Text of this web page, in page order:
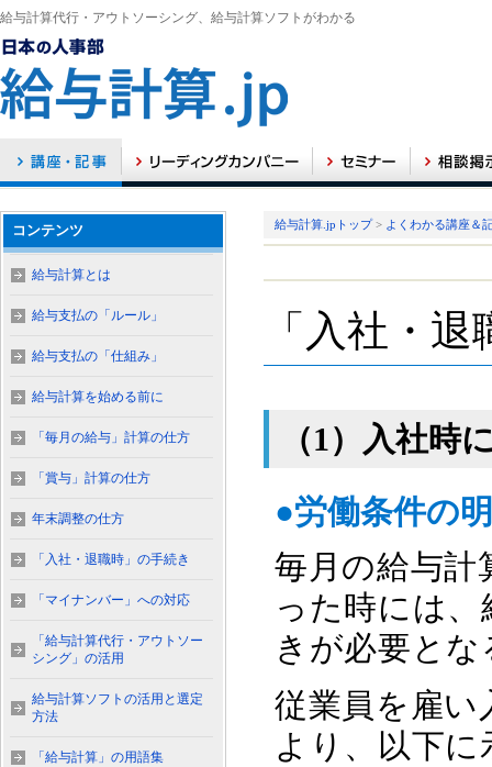
給与計算代行・アウトソーシング、給与計算ソフトがわかる
給与計算.jpトップ> よくわかる講座＆
「入社・
（1）入社時
●労働条件の
毎月の給与計
った時には
きが必要とな
従業員を雇い
より、以下
コンテンツ
給与計算とは
給与支払の「ルール」
給与支払の「仕組み」
給与計算を始める前に
「毎月の給与」計算の仕方
「賞与」計算の仕方
年末調整の仕方
「入社・退職時」の手続き
「マイナンバー」への対応
「給与計算代行・アウトソー
シング」の活用
給与計算ソフトの活用と選定
方法
「給与計算」の用語集